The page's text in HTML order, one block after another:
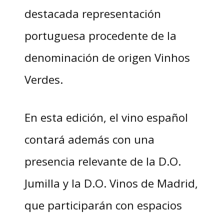
destacada representación
portuguesa procedente de la
denominación de origen Vinhos
Verdes.
En esta edición, el vino español
contará además con una
presencia relevante de la D.O.
Jumilla y la D.O. Vinos de Madrid,
que participarán con espacios